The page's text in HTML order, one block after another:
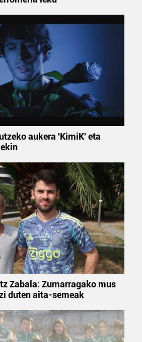
adibidez, iragarki eta eduki
iragarkiak eta edukia
informazioa biltzeko eta
Zure datuak nork eta zertarako
dezakezu.
baimenik eskatzen, eta beren
babesten dira. Ikusi gure
ustez zein helburutarako
eta horren aurka nola egin
prozesatzeko moduari
eta ezarri zure lehentasunak
unetan alda edo ken dezakezu
adierazpenean.
propioak eta hirugarrenen cookie-
ditu. Zure esperientzia eta
asmoz, cookie teknologiaz
hau onartuz gero, teknologia hori
ematen diguzu. Gehiago
aukera 'KimiK' eta
Zabala: Zumarragako mus
duten aita-semeak